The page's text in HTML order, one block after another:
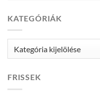
KATEGÓRIÁK
FRISSEK